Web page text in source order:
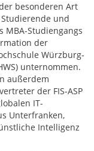
besonderen Art
und
MBA-Studiengangs
der
Würzburg-
unternommen.
außerdem
der FIS-ASP
IT-
Unterfranken,
Intelligenz